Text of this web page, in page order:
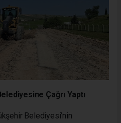
Çağrı Yaptı
Belediyesi’nin